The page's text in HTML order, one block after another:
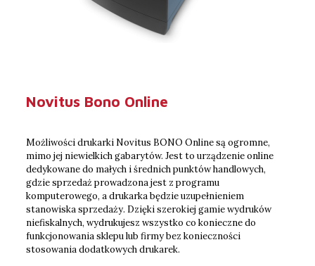
Novitus Bono Online
Możliwości drukarki Novitus BONO Online są ogromne,
mimo jej niewielkich gabarytów. Jest to urządzenie online
dedykowane do małych i średnich punktów handlowych,
gdzie sprzedaż prowadzona jest z programu
komputerowego, a drukarka będzie uzupełnieniem
stanowiska sprzedaży. Dzięki szerokiej gamie wydruków
niefiskalnych, wydrukujesz wszystko co konieczne do
funkcjonowania sklepu lub firmy bez konieczności
stosowania dodatkowych drukarek.